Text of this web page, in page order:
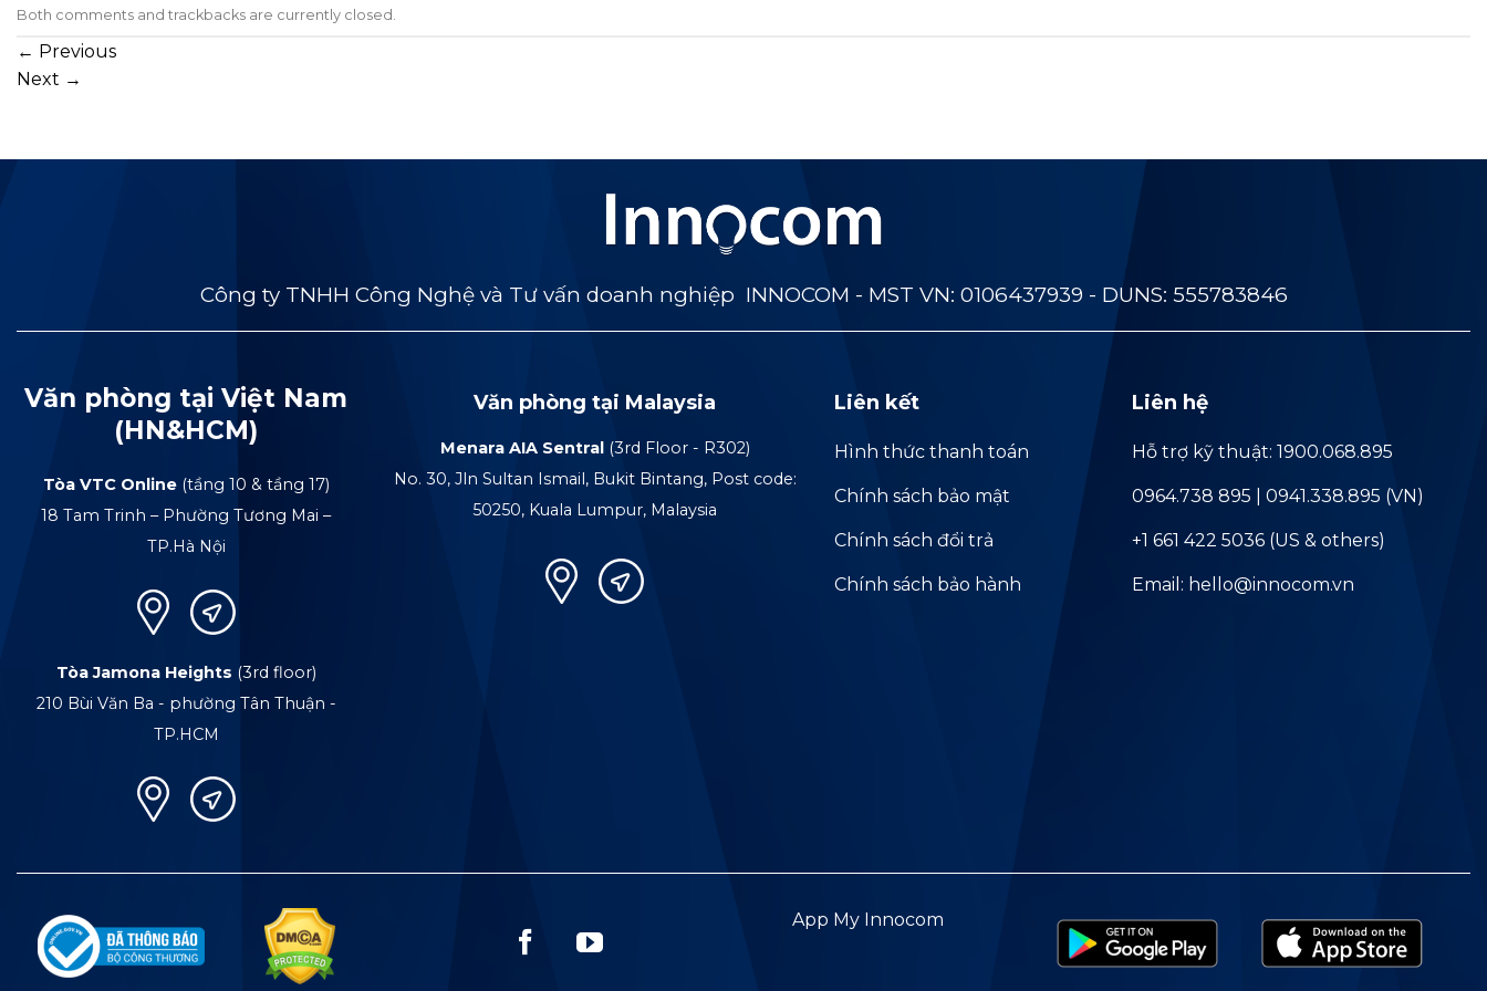
Both comments and trackbacks are currently closed.
← Previous
Next →
Công ty TNHH Công Nghệ và Tư vấn doanh nghiệp INNOCOM - MST VN: 0106437939 - DUNS: 555783846
Văn phòng tại Việt Nam
(HN&HCM)
Tòa VTC Online(tầng 10 & tầng 17)
18 Tam Trinh – Phường Tương Mai –
TP.Hà Nội
Tòa Jamona Heights (3rd floor)
210 Bùi Văn Ba - phường Tân Thuận -
TP.HCM
Văn phòng tại Malaysia
Menara AIA Sentral (3rd Floor - R302)
No. 30, Jln Sultan Ismail, Bukit Bintang, Post code:
50250, Kuala Lumpur, Malaysia
Liên kết
Hình thức thanh toán
Chính sách bảo mật
Chính sách đổi trả
Chính sách bảo hành
Liên hệ
Hỗ trợ kỹ thuật: 1900.068.895
0964.738 895 | 0941.338.895 (VN)
+1 661 422 5036 (US & others)
Email: hello@innocom.vn
App My Innocom